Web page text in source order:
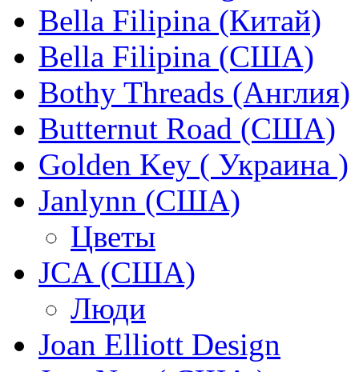
Bella Filipina (Китай)
Bella Filipina (США)
Bothy Threads (Англия)
Butternut Road (США)
Golden Key ( Украина )
Janlynn (США)
Цветы
JCA (США)
Люди
Joan Elliott Design